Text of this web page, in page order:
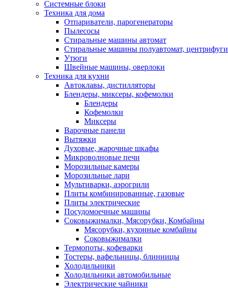
Системные блоки
Техника для дома
Отпариватели, парогенераторы
Пылесосы
Стиральные машины автомат
Стиральные машины полуавтомат, центрифуги
Утюги
Швейные машины, оверлоки
Техника для кухни
Автоклавы, дистилляторы
Блендеры, миксеры, кофемолки
Блендеры
Кофемолки
Миксеры
Варочные панели
Вытяжки
Духовые, жарочные шкафы
Микроволновые печи
Морозильные камеры
Морозильные лари
Мультиварки, аэрогрили
Плиты комбинированные, газовые
Плиты электрические
Посудомоечные машины
Соковыжималки, Мясорубки, Комбайны
Мясорубки, кухонные комбайны
Соковыжималки
Термопоты, кофеварки
Тостеры, вафельницы, блинницы
Холодильники
Холодильники автомобильные
Электрические чайники